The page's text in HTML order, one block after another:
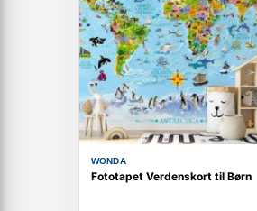
WONDA
Fototapet Verdenskort til Børn